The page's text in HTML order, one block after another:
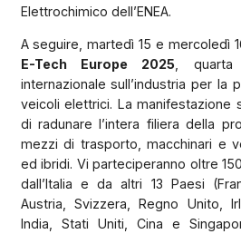
Elettrochimico dell’ENEA.
A seguire, martedì 15 e mercoledì
E-Tech Europe 2025 ,
internazionale sull’industria per la
veicoli elettrici. La manifestazione
di radunare l’intera filiera della
mezzi di trasporto, macchinari e
ed ibridi. Vi parteciperanno oltre
dall’Italia e da altri 13 Paesi
Austria, Svizzera, Regno Unito,
India, Stati Uniti, Cina e